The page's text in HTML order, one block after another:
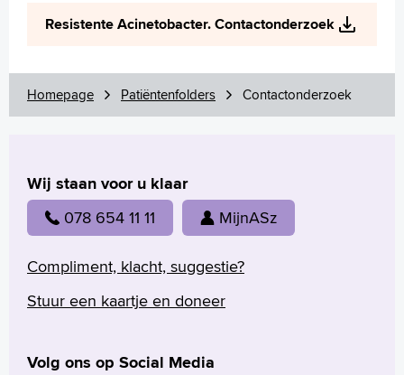
Language
Zoeken
Français
Polski
Türkçe
Arabisch
Resistente Acinetobacter. Contactonderzoek
Homepage Patiëntenfolders Contactonderzoek
Wij staan voor u klaar
078 654 11 11 MijnASz
Compliment, klacht, suggestie?
Stuur een kaartje en doneer
Volg ons op Social Media